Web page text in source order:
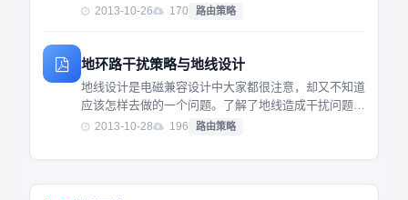
机理之后，在设计和实施地线时就有了一个明确的思
2013-10-26 170 路由策略
地环路干扰策略与地线设计
地线设计是电磁兼容设计中大家都很注意，却又不知道
应该怎样去做的一个问题。了解了地线造成干扰问题的
机理之后，在设计和实施地线时就有了一个明确的思
设计地线的关键和原则。
2013-10-28 196 路由策略